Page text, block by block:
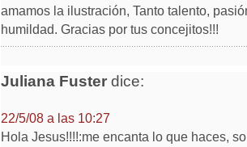
amamos la ilustración, Tanto talento,
humildad. Gracias por tus concejitos!!!
Juliana Fusterdice:
22/5/08 a las 10:27
Hola Jesus!!!!:me encanta lo que haces,